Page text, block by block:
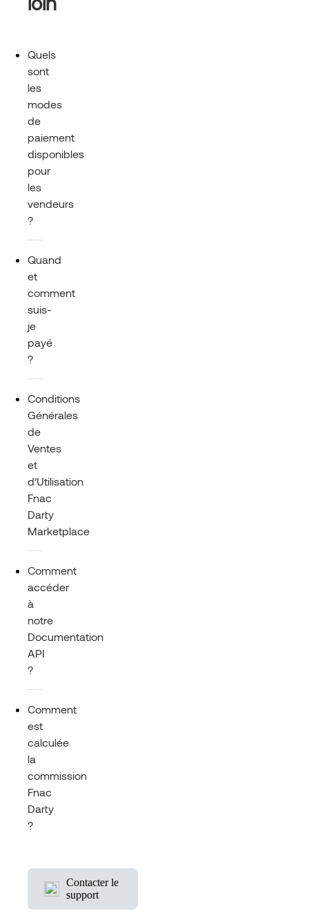
Quels
sont
les
modes
de
paiement
disponibles
pour
les
vendeurs
?
Quand
et
comment
suis-
je
payé
?
Conditions
Générales
de
Ventes
et
d’Utilisation
Fnac
Darty
Marketplace
Comment
accéder
à
notre
Documentation
API
?
Comment
est
calculée
la
commission
Fnac
Darty
?
Contacter le
support